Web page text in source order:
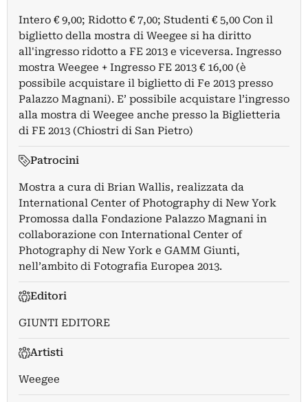
Intero € 9,00; Ridotto € 7,00; Studenti € 5,00 Con il
biglietto della mostra di Weegee si ha diritto
all'ingresso ridotto a FE 2013 e viceversa. Ingresso
mostra Weegee + Ingresso FE 2013 € 16,00 (è
possibile acquistare il biglietto di Fe 2013 presso
Palazzo Magnani). E’ possibile acquistare l’ingresso
alla mostra di Weegee anche presso la Biglietteria
di FE 2013 (Chiostri di San Pietro)
Patrocini
Mostra a cura di Brian Wallis, realizzata da
International Center of Photography di New York
Promossa dalla Fondazione Palazzo Magnani in
collaborazione con International Center of
Photography di New York e GAMM Giunti,
nell’ambito di Fotografia Europea 2013.
Editori
GIUNTI EDITORE
Artisti
Weegee